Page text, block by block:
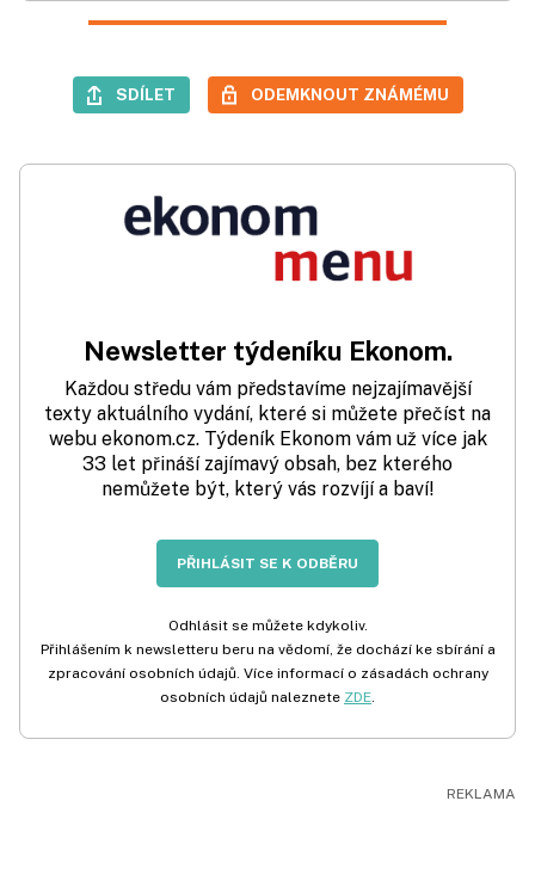
SDÍLET ODEMKNOUT ZNÁMÉMU
Newsletter týdeníku Ekonom.
Každou středu vám představíme nejzajímavější
texty aktuálního vydání, které si můžete přečíst na
webu ekonom.cz. Týdeník Ekonom vám už více jak
33 let přináší zajímavý obsah, bez kterého
nemůžete být, který vás rozvíjí a baví!
PŘIHLÁSIT SE K ODBĚRU
Odhlásit se můžete kdykoliv.
Přihlášením k newsletteru beru na vědomí, že dochází ke sbírání a
zpracování osobních údajů. Více informací o zásadách ochrany
osobních údajů naleznete ZDE.